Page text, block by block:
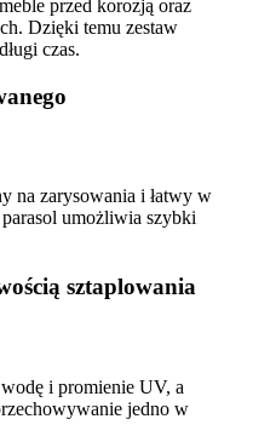
przed korozją oraz
Dzięki temu zestaw
czas.
na zarysowania i łatwy w
umożliwia szybki
sztaplowania
i promienie UV, a
jedno w